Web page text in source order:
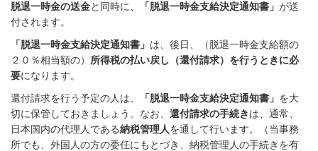
脱退一時金の送金と同時に、 「脱退一時金支給決定通知書」 が送
付されます。
「脱退一時金支給決定通知書」 は、後日、（脱退一時金支給額の
２０％相当額の） 所得税の払い戻し（還付請求）を行うときに必
要になります。
還付請求を行う予定の人は、
「脱退一時金支給決定通知書」 を大
切に保管しておきましょう。なお、 還付請求の手続きは、通常、
日本国内の代理人である納税管理人を通して行います。（当事務
所でも、外国人の方の委任にもとづき、納税管理人の手続きを有